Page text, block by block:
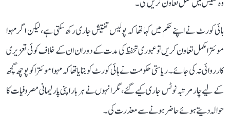
وہ تفتیش میں مکمل تعاون کریں گی۔
ہائی کورٹ نے اپنے حکم میں کہا تھا کہ پولیس تفتیش جاری رکھ سکتی ہے، لیکن اگر مہوا
موئترا مکمل تعاون کریں تو عبوری تحفظ کی مدت کے دوران ان کے خلاف کوئی تعزیری
کارروائی نہ کی جائے۔ ریاستی حکومت نے ہائی کورٹ کو بتایا تھا کہ مہوا موئترا کو پوچھ گچھ
کے لیے چار مرتبہ نوٹس جاری کیے گئے، مگر انہوں نے ہر بار اپنی پارلیمانی مصروفیات کا
حوالہ دیتے ہوئے حاضر ہونے سے معذرت کی۔